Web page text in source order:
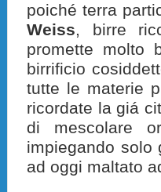
poiché terra
Weiss, birre
promette molto
birrificio
tutte le materie
ricordate la giá
di mescolare
impiegando
ad oggi maltato